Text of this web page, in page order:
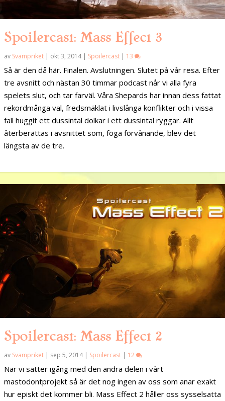
Spoilercast: Mass Effect 3
av Svampriket | okt 3, 2014| Spoilercast | 13
Så är den då här. Finalen. Avslutningen. Slutet på vår resa. Efter
tre avsnitt och nästan 30 timmar podcast når vi alla fyra
spelets slut, och tar farväl. Våra Shepards har innan dess fattat
rekordmånga val, fredsmäklat i livslånga konflikter och i vissa
fall huggit ett dussintal dolkar i ett dussintal ryggar. Allt
återberättas i avsnittet som, föga förvånande, blev det
längsta av de tre.
Spoilercast: Mass Effect 2
av Svampriket | sep 5, 2014| Spoilercast | 12
När vi sätter igång med den andra delen i vårt
mastodontprojekt så är det nog ingen av oss som anar exakt
hur episkt det kommer bli. Mass Effect 2 håller oss sysselsatta